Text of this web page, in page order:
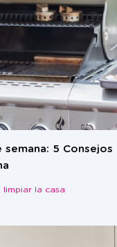
semana: 5 Consejos
limpiar la casa